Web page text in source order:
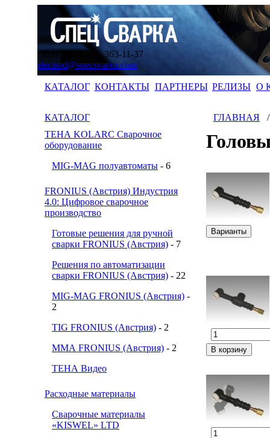
(383) 363-11-35, 363-11-37
electrod@specsvarka.com
КАТАЛОГ КОНТАКТЫ ПАРТНЕРЫ РЕЛИЗЫ О
КАТАЛОГ
ТЕНА KOLARC Сварочное
оборудование
MIG-MAG полуавтоматы - 6
FRONIUS (Австрия) Индустрия
4.0: Цифровое сварочное
производство
Готовые решения для ручной
сварки FRONIUS (Австрия) - 7
Решения по автоматизации
сварки FRONIUS (Австрия) - 22
MIG-MAG FRONIUS (Австрия) -
2
TIG FRONIUS (Австрия) - 2
ММА FRONIUS (Австрия) - 2
ТЕНА Видео
Расходные материалы
Сварочные материалы
«KISWEL» LTD
ГЛАВНАЯ